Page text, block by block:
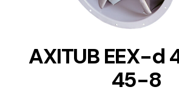
AXITUB EEX-d
45-8